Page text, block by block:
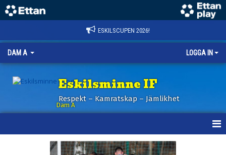
ESKILSCUPEN 2026!
DAM A LOGGA IN
Eskilsminne IF
Respekt – Kamratskap – Jämlikhet
Dam A